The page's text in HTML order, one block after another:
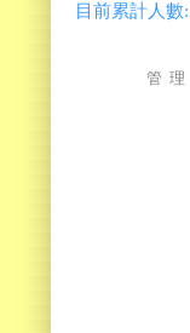
目前累計人數:
管 理